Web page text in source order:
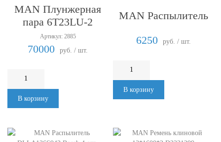
MAN Плунжерная
пара 6T23LU-2
Артикул: 2885
70000 руб. / шт.
В корзину
MAN Распылитель
6250
руб. / шт.
В корзину